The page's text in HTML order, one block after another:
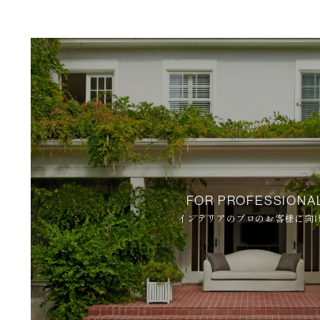
FOR
インテリアのプロのお客様に向